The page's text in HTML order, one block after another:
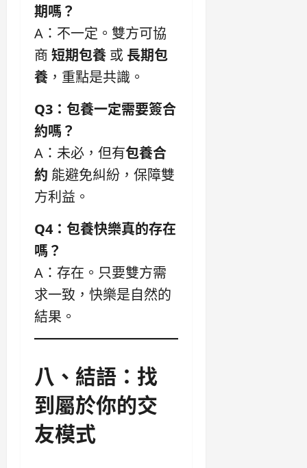
期嗎？
A：不一定。雙方可協
商 短期包養 或 長期包
養 ，重點是共識。
Q3：包養一定需要簽合
約嗎？
A：未必，但有包養合
約 能避免糾紛，保障雙
方利益。
Q4：包養快樂真的存在
嗎？
A：存在。只要雙方需
求一致，快樂是自然的
結果。
八、結語：找
到屬於你的交
友模式